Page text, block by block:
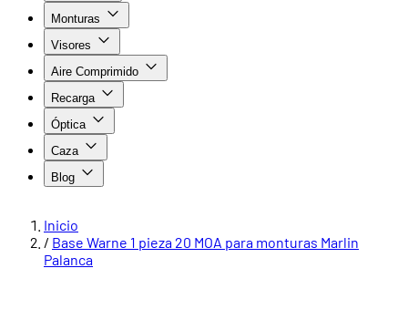
Monturas
Visores
Aire Comprimido
Recarga
Óptica
Caza
Blog
Inicio
/ Base Warne 1 pieza 20 MOA para monturas Marlin
Palanca